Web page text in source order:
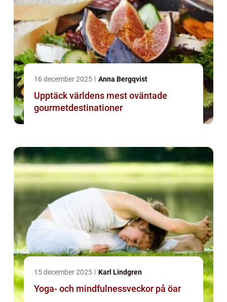
16 december 2025 Anna Bergqvist
Upptäck världens mest oväntade
gourmetdestinationer
15 december 2025 Karl Lindgren
Yoga- och mindfulnessveckor på öar